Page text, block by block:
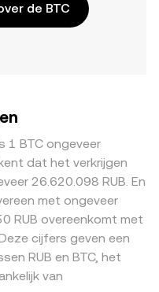
de BTC
1 BTC ongeveer
dat het verkrijgen
26.620.098 RUB. En
met ongeveer
RUB overeenkomt met
cijfers geven een
RUB en BTC, het
van